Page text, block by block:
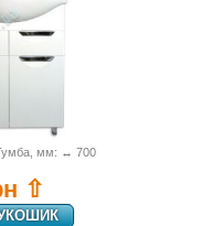
мм: ↔ 700
⇧